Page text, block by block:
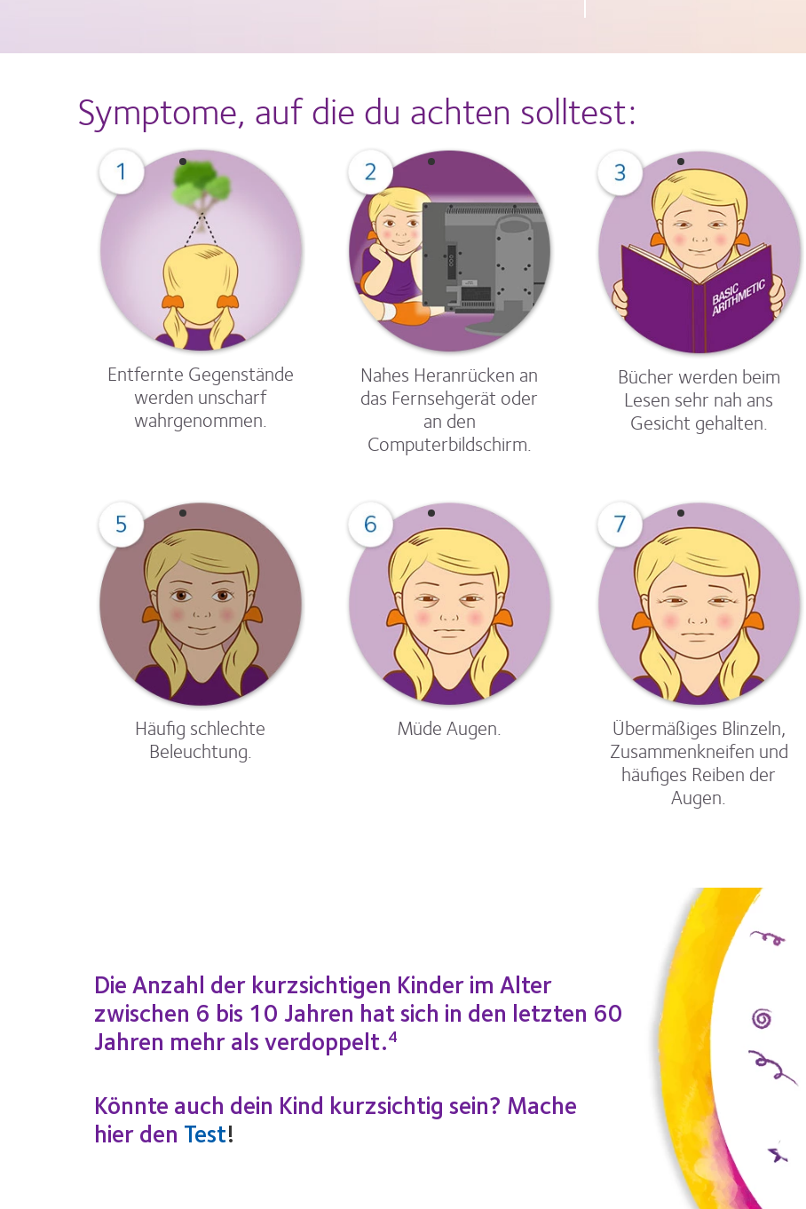
Symptome, auf die du achten solltest:
Entfernte Gegenstände
werden unscharf
wahrgenommen.
Nahes Heranrücken an
das Fernsehgerät oder
an den
Computerbildschirm.
Bücher werden beim
Lesen sehr nah ans
Gesicht gehalten.
Häufig schlechte
Beleuchtung.
Müde Augen. Übermäßiges Blinzeln,
Zusammenkneifen und
häufiges Reiben der
Augen.
Die Anzahl der kurzsichtigen Kinder im Alter
zwischen 6 bis 10 Jahren hat sich in den letzten 60
Jahren mehr als verdoppelt.4
Könnte auch dein Kind kurzsichtig sein? Mache
hier den Test!